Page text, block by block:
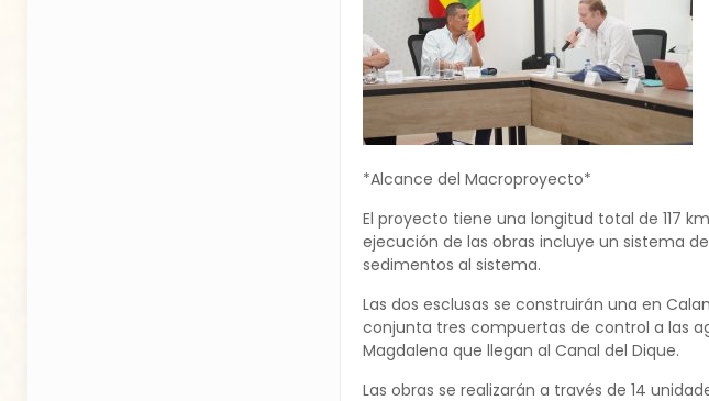
*Alcance del Macroproyecto*
El proyecto tiene una longitud total de 117
ejecución de las obras incluye un sistema
sedimentos al sistema.
Las dos esclusas se construirán una en
conjunta tres compuertas de control a las
Magdalena que llegan al Canal del Dique.
Las obras se realizarán a través de 14